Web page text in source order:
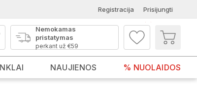
Registracija Prisijungti
Nemokamas
pristatymas
perkant už €59
NAUJIENOS % NUOLAIDOS